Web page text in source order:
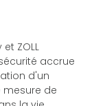
ZOLL
accrue
d'un
mesure de